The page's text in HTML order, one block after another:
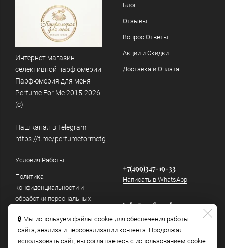
🔒 Мы используем файлы cookie для обеспечения работы
сайта, анализа и персонализации контента. Продолжая
использовать сайт, вы соглашаетесь с использованием cookie.
Интернет магазин
селективной парфюмерии
Парфюмерия для меня |
Perfume For Me 2015-2026
(c)
Наш канал в Telegram
https://t.me/perfumeformetg
Блог
Отзывы
Вопрос Ответы
Акции и Скидки
Доставка и Оплата
Условия Работы
Политика
конфиденциальности и
обработки персональных
Как отличить подделку
+7(499)347-19-33
Написать в WhatsApp
info@perfumeforme.ru
Написать в Telegram
Наш канал в Telegram